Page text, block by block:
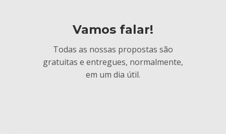
Vamos falar!
Todas as nossas propostas são
gratuitas e entregues, normalmente,
em um dia útil.